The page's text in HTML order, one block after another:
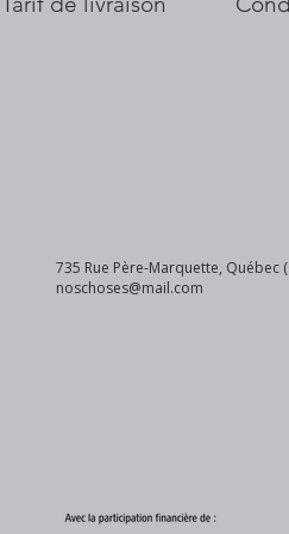
735 Rue Père-Marquette, Québec
noschoses@mail.com